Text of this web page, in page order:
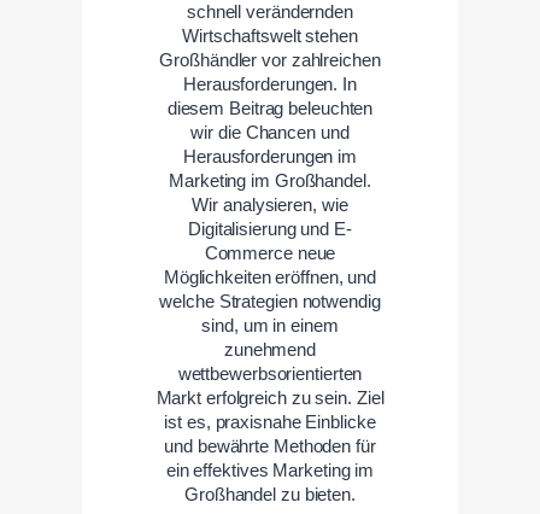
schnell verändernden
Wirtschaftswelt stehen
Großhändler vor zahlreichen
Herausforderungen. In
diesem Beitrag beleuchten
wir die Chancen und
Herausforderungen im
Marketing im Großhandel.
Wir analysieren, wie
Digitalisierung und E-
Commerce neue
Möglichkeiten eröffnen, und
welche Strategien notwendig
sind, um in einem
zunehmend
wettbewerbsorientierten
Markt erfolgreich zu sein. Ziel
ist es, praxisnahe Einblicke
und bewährte Methoden für
ein effektives Marketing im
Großhandel zu bieten.